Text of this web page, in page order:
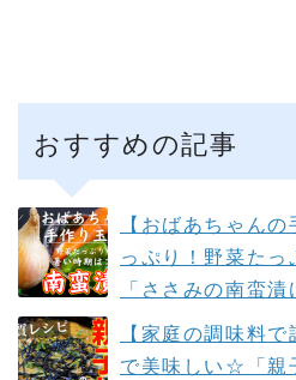
おすすめの記事
【おばあちゃん
っぷり！野菜たっ
「ささみの南蛮漬
【家庭の調味料
で美味しい☆「親